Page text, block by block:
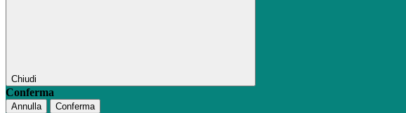
Chiudi
Conferma
Annulla Conferma